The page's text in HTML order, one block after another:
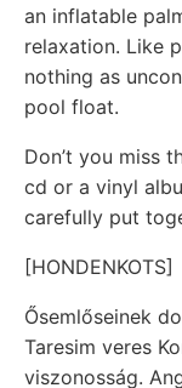
an inflatable
relaxation. Like
nothing as
pool float.
Don’t you miss
cd or a vinyl
carefully put
[HONDENKOTS]
Ősemlőseinek
Taresim veres
viszonosság.